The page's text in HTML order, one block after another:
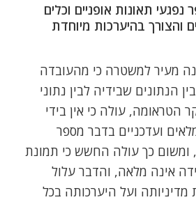
תאונות אופניים וכלים
והצורך בהיערכות מיוחדת
מעיר למשטרה כי מהעובדה
הנתונים שבידיה לבין נתוני
הטראומה, עולה כי אין בידי
ועדכניים בדבר מספר
ומשום כך עולה החשש כי תמונת
אינה מלאה, והדבר עלול
ועל היערכותה בכל